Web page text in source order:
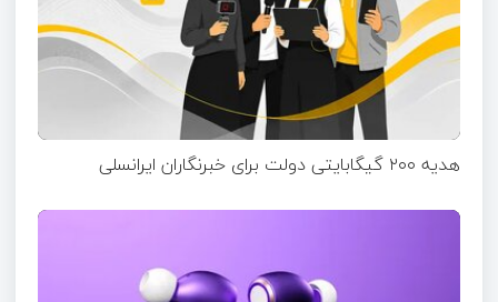
هدیه ۲۰۰ گیگابایتی دولت برای خبرنگاران ایرانسلی